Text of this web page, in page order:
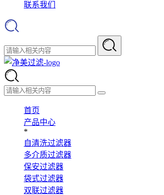
联系我们
首页
产品中心
*
自清洗过滤器
多介质过滤器
保安过滤器
袋式过滤器
双联过滤器